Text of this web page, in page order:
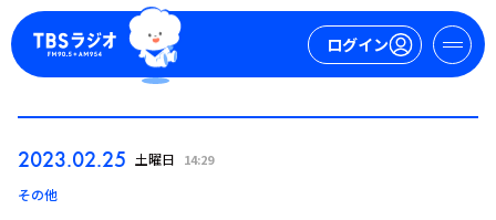
ログイン
2023.02.25 土曜日 14:29
その他